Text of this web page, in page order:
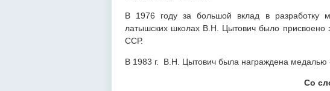
В 1976 году за большой вклад в разработку
латышских школах В.Н. Цытович было присвоено
ССР.
В 1983 г. В.Н. Цытович была награждена медалью
Со